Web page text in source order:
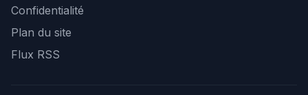
Confidentialité
Plan du site
Flux RSS